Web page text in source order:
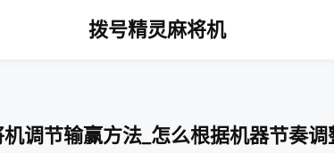
拨号精灵麻将机
调节输赢方法_怎么根据机器节奏